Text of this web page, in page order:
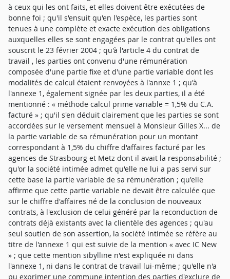
à ceux qui les ont faits, et elles doivent être exécutées de
bonne foi ; qu'il s'ensuit qu'en l'espèce, les parties sont
tenues à une complète et exacte exécution des obligations
auxquelles elles se sont engagées par le contrat qu'elles ont
souscrit le 23 février 2004 ; qu'à l'article 4 du contrat de
travail , les parties ont convenu d'une rémunération
composée d'une partie fixe et d'une partie variable dont les
modalités de calcul étaient renvoyées à l'annxe 1 ; qu'à
l'annexe 1, également signée par les deux parties, il a été
mentionné : « méthode calcul prime variable = 1,5% du C.A.
facturé » ; qu'il s'en déduit clairement que les parties se sont
accordées sur le versement mensuel à Monsieur Gilles X... de
la partie variable de sa rémunération pour un montant
correspondant à 1,5% du chiffre d'affaires facturé par les
agences de Strasbourg et Metz dont il avait la responsabilité ;
qu'or la société intimée admet qu'elle ne lui a pas servi sur
cette base la partie variable de sa rémunération ; qu'elle
affirme que cette partie variable ne devait être calculée que
sur le chiffre d'affaires né de la conclusion de nouveaux
contrats, à l'exclusion de celui généré par la reconduction de
contrats déjà existants avec la clientèle des agences ; qu'au
seul soutien de son assertion, la société intimée se réfère au
titre de l'annexe 1 qui est suivie de la mention « avec IC New
» ; que cette mention sibylline n'est expliquée ni dans
l'annexe 1, ni dans le contrat de travail lui-même ; qu'elle n'a
pu exprimer une commune intention des parties d'exclure de